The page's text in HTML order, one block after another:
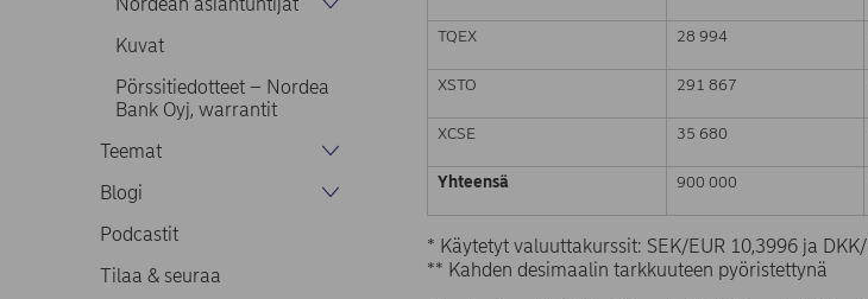
Kuvat
Pörssitiedotteet – Nordea
Bank Oyj, warrantit
Teemat
Blogi
Podcastit
Tilaa & seuraa
TQEX 28 994
XSTO 291 867
XCSE 35 680
Yhteensä 900 000
* Käytetyt valuuttakurssit: SEK/EUR 10,3996 ja
** Kahden desimaalin tarkkuuteen pyöristettynä